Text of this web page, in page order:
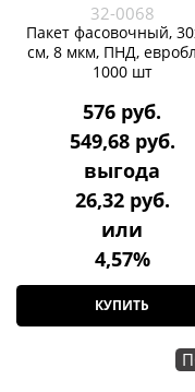
32-0068
Пакет фасовочный,
см, 8 мкм, ПНД,
1000 шт
576 руб.
549,68 руб.
выгода
26,32 руб.
или
4,57%
КУПИТЬ